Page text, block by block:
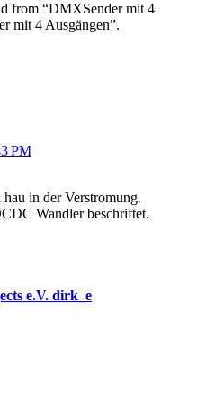
from “DMXSender mit 4
mit 4 Ausgängen”.
PM
in der Verstromung.
Wandler beschriftet.
dirk_e